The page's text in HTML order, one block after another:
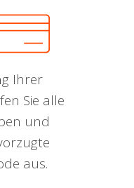
Ihrer
Sie alle
und
aus.